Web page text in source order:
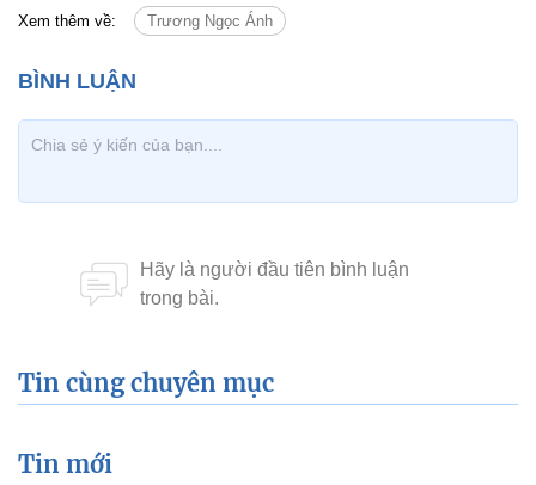
Xem thêm về: Trương Ngọc Ánh
Tin cùng chuyên mục
Tin mới